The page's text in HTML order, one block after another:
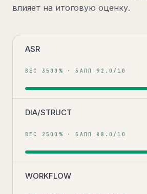
влияет на итоговую оценку.
ASR
ВЕС 3500 % · БАЛЛ 92.0 /10
DIA/STRUCT
ВЕС 2500 % · БАЛЛ 88.0 /10
WORKFLOW